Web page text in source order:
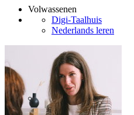
Volwassenen
Digi-Taalhuis
Nederlands leren